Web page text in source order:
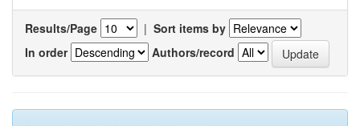
Results/Page | Sort items by
In order
Authors/record